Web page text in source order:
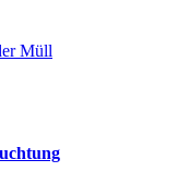
Müll